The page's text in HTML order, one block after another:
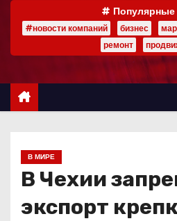
р
Популярные
#новости компаний бизнес
ремонт
В МИРЕ
В Чехии
экспорт